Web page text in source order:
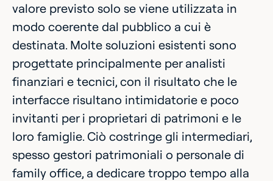
valore previsto solo se viene utilizzata in
modo coerente dal pubblico a cui è
destinata. Molte soluzioni esistenti sono
progettate principalmente per analisti
finanziari e tecnici, con il risultato che le
interfacce risultano intimidatorie e poco
invitanti per i proprietari di patrimoni e le
loro famiglie. Ciò costringe gli intermediari,
spesso gestori patrimoniali o personale di
family office, a dedicare troppo tempo alla